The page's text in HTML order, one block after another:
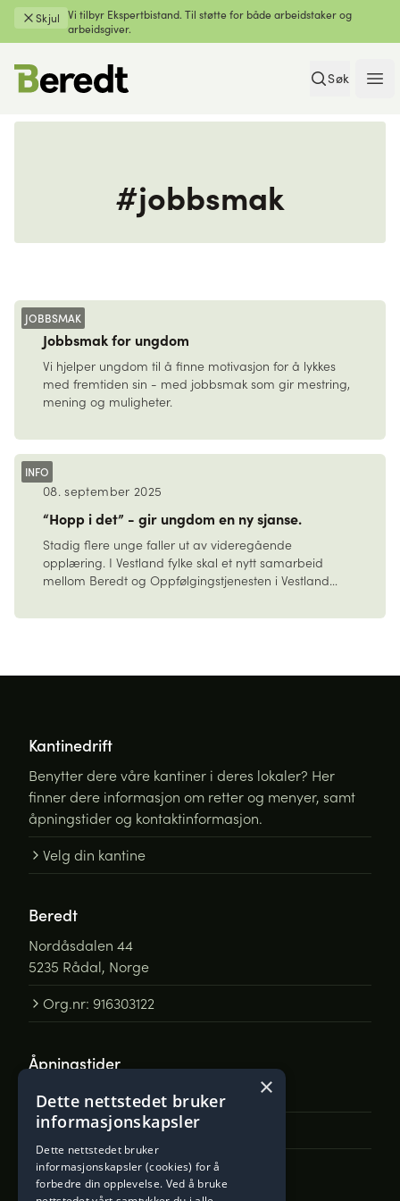
Skjul
Vi tilbyr Ekspertbistand. Til støtte for både arbeidstaker og
arbeidsgiver.
Søk
#jobbsmak
JOBBSMAK
Jobbsmak for ungdom
Vi hjelper ungdom til å finne motivasjon for å lykkes
med fremtiden sin - med jobbsmak som gir mestring,
mening og muligheter.
INFO
08. september 2025
“Hopp i det” - gir ungdom en ny sjanse.
Stadig flere unge faller ut av videregående
opplæring. I Vestland fylke skal et nytt samarbeid
mellom Beredt og Oppfølgingstjenesten i Vestland
Kantinedrift
Benytter dere våre kantiner i deres lokaler? Her
finner dere informasjon om retter og menyer, samt
åpningstider og kontaktinformasjon.
Velg din kantine
Beredt
Nordåsdalen 44
5235 Rådal, Norge
Org.nr: 916303122
Åpningstider
Man - Fre: 0800 til 15:00
Åpne Google Maps
Ta kontakt
×
Dette nettstedet bruker
informasjonskapsler
Dette nettstedet bruker
informasjonskapsler (cookies) for å
forbedre din opplevelse. Ved å bruke